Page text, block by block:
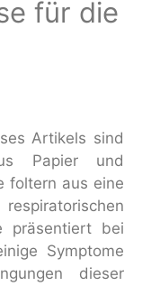
für die
Artikels sind
Papier und
foltern aus eine
präsentiert bei
Symptome
dieser